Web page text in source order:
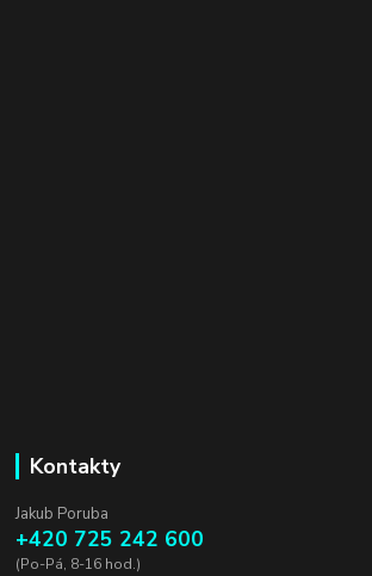
Kontakty
Jakub Poruba
+420 725 242 600
(Po-Pá, 8-16 hod.)